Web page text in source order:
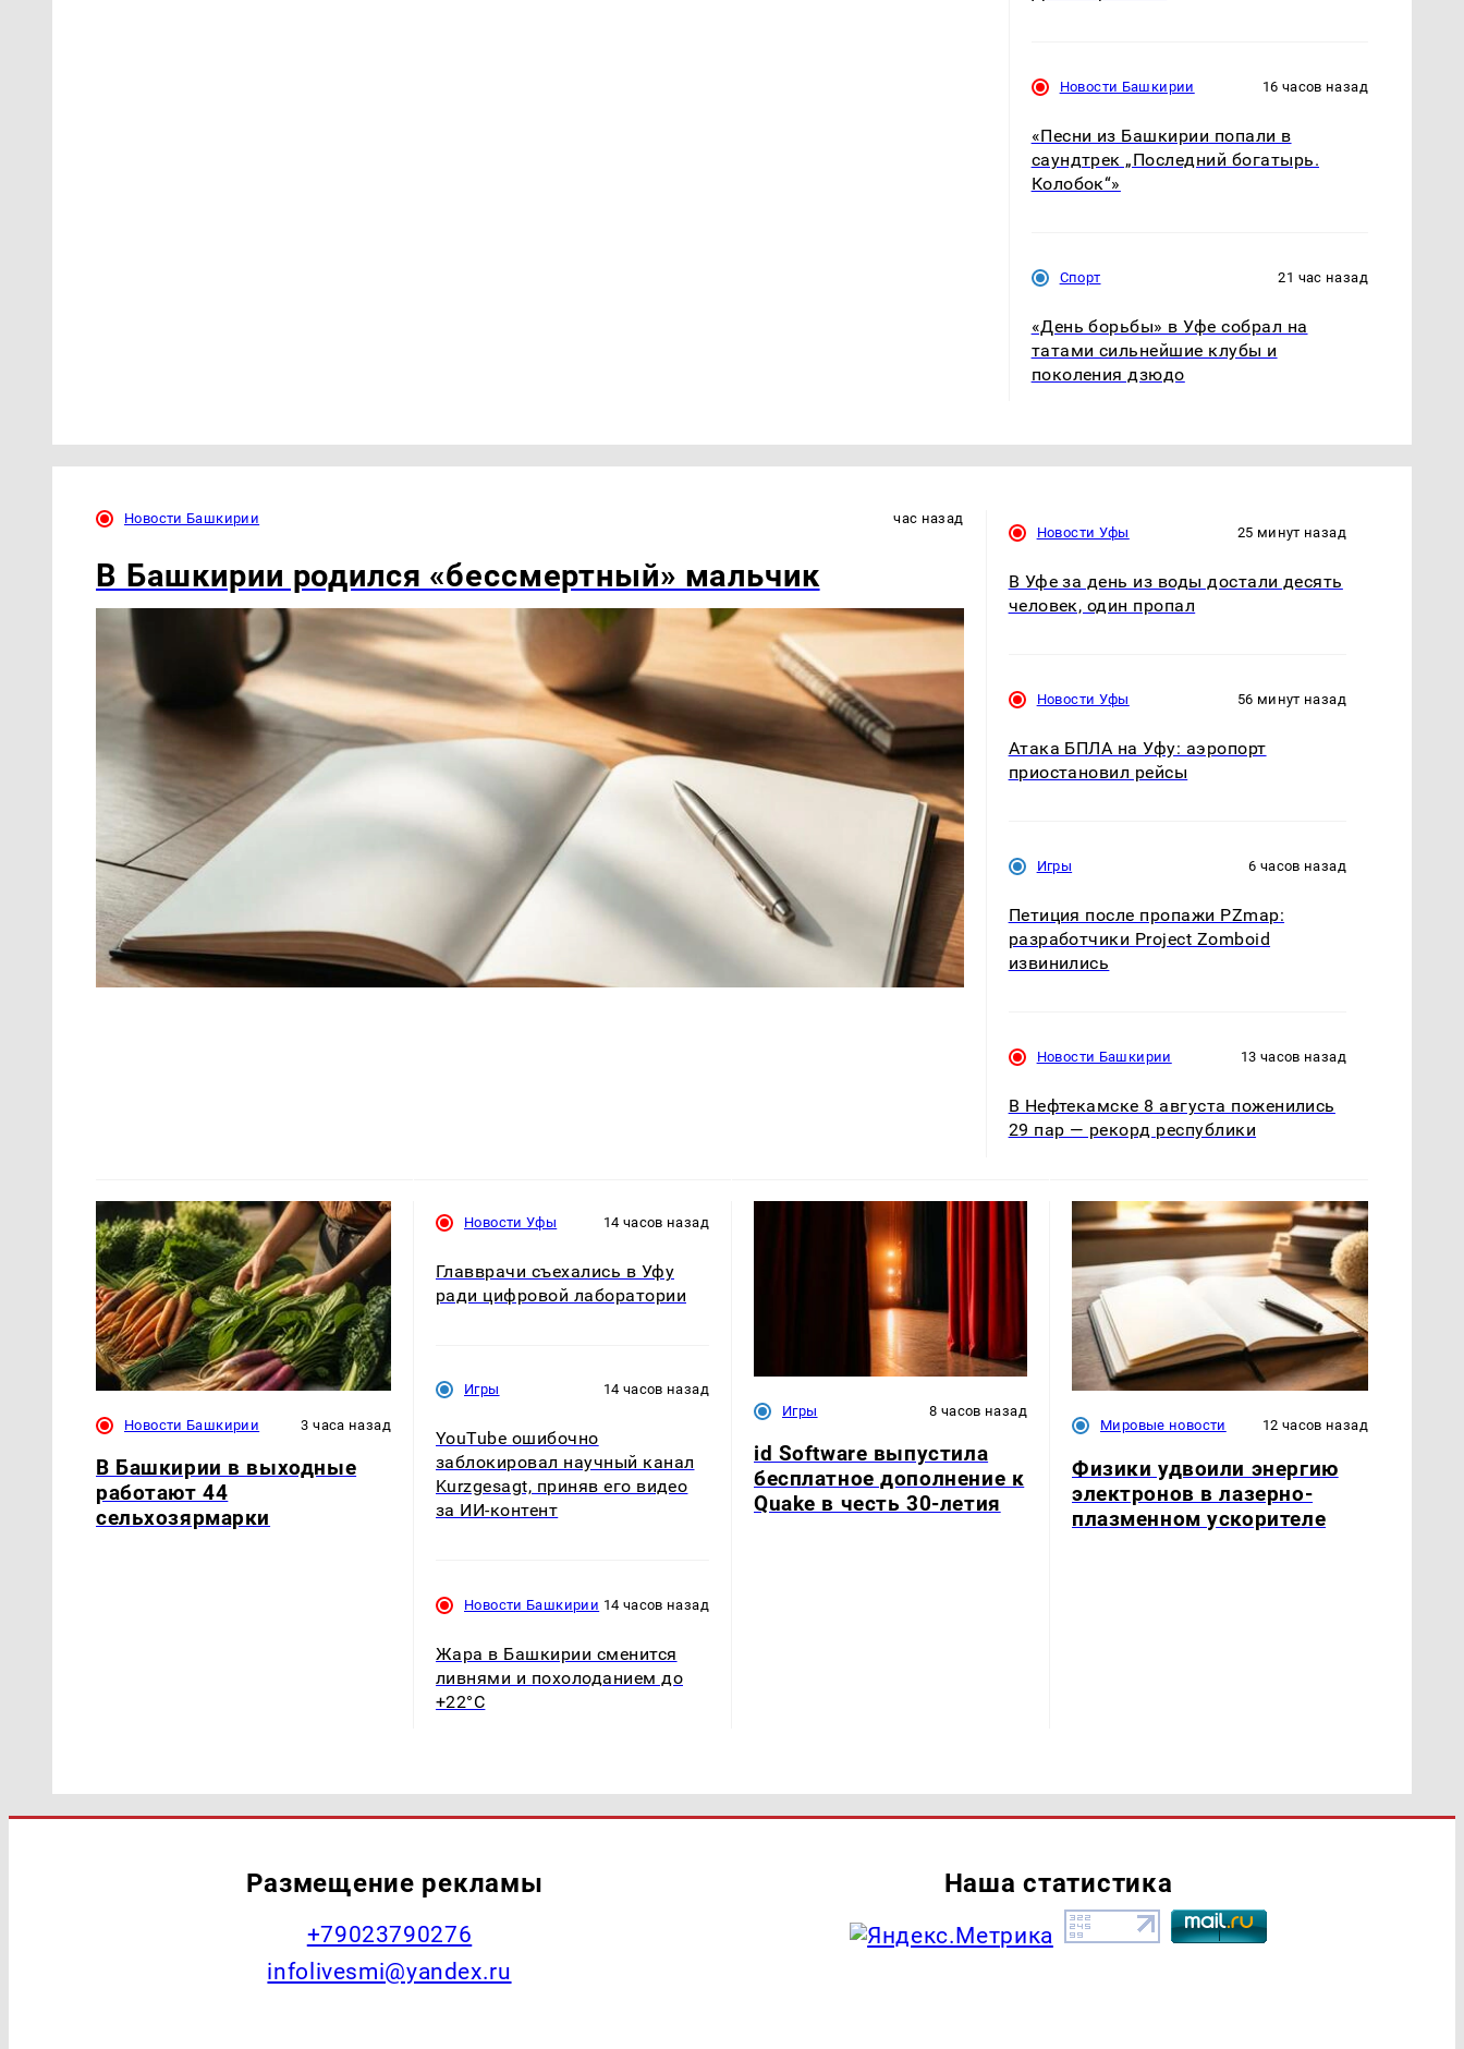
Новости Башкирии 16 часов назад
«Песни из Башкирии попали в
саундтрек „Последний богатырь.
Колобок“»
Спорт 21 час назад
«День борьбы» в Уфе собрал на
татами сильнейшие клубы и
поколения дзюдо
Новости Башкирии час назад
В Башкирии родился «бессмертный» мальчик
Новости Уфы 25 минут назад
В Уфе за день из воды достали десять
человек, один пропал
Новости Уфы 56 минут назад
Атака БПЛА на Уфу: аэропорт
приостановил рейсы
Игры 6 часов назад
Петиция после пропажи PZmap:
разработчики Project Zomboid
извинились
Новости Башкирии 13 часов назад
В Нефтекамске 8 августа поженились
29 пар — рекорд республики
Новости Башкирии 3 часа назад
В Башкирии в выходные
работают 44
сельхозярмарки
Новости Уфы 14 часов назад
Главврачи съехались в Уфу
ради цифровой лаборатории
Игры 14 часов назад
YouTube ошибочно
заблокировал научный канал
Kurzgesagt, приняв его видео
за ИИ-контент
Новости Башкирии 14 часов назад
Жара в Башкирии сменится
ливнями и похолоданием до
+22°C
Игры 8 часов назад
id Software выпустила
бесплатное дополнение к
Quake в честь 30-летия
Мировые новости 12 часов назад
Физики удвоили энергию
электронов в лазерно-
плазменном ускорителе
Размещение рекламы
+79023790276
infolivesmi@yandex.ru
Наша статистика